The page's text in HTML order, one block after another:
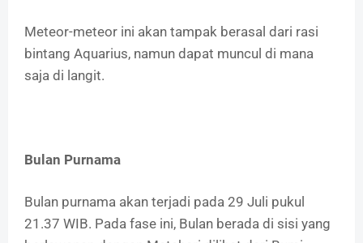
Meteor-meteor ini akan tampak berasal dari rasi
bintang Aquarius, namun dapat muncul di mana
saja di langit.
Bulan Purnama
Bulan purnama akan terjadi pada 29 Juli pukul
21.37 WIB. Pada fase ini, Bulan berada di sisi yang